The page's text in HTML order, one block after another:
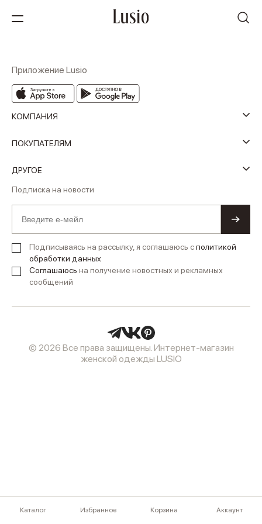
Каталог Избранное Корзина Аккаунт
Приложение Lusio
КОМПАНИЯ
ПОКУПАТЕЛЯМ
ДРУГОЕ
Подписка на новости
Подписываясь на рассылку, я соглашаюсь сполитикой
обработки данных
Соглашаюсь на получение новостных и рекламных
сообщений
© 2026 Все права защищены. Интернет-магазин
женской одежды LUSIO